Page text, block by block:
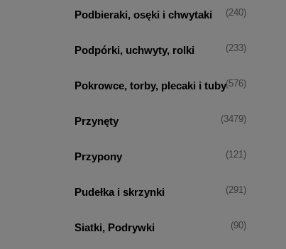
Podbieraki, osęki i chwytaki (240)
Podpórki, uchwyty, rolki (233)
Pokrowce, torby, plecaki i tuby(576)
Przynęty (3479)
Przypony (121)
Pudełka i skrzynki (291)
Siatki, Podrywki (90)